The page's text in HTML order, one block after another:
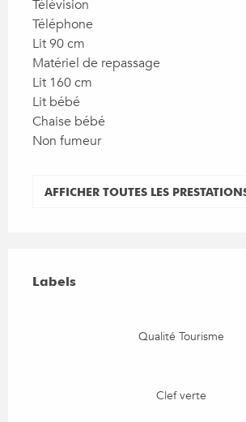
Télévision
Téléphone
Lit 90 cm
Matériel de repassage
Lit 160 cm
Lit bébé
Chaise bébé
Non fumeur
AFFICHER TOUTES LES
Labels
Labels
Qualité Tourisme
Clef verte